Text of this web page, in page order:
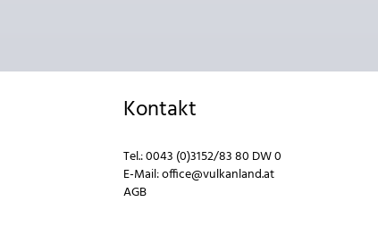
Kontakt
Tel.:0043 (0)3152/83 80 DW 0
E-Mail:office@vulkanland.at
AGB